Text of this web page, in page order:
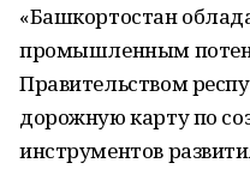
«Башкортостан
промышленным
Правительством
дорожную карту по
инструментов